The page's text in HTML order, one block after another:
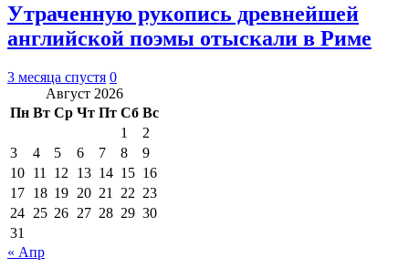
Утраченную рукопись древнейшей
английской поэмы отыскали в Риме
3 месяца спустя 0
Август 2026
Пн Вт Ср Чт Пт Сб Вс
1
2
3
4 5 6 7 8
9
10 11 12 13 14 15 16
17 18 19 20 21 22 23
24 25 26 27 28 29 30
31
« Апр